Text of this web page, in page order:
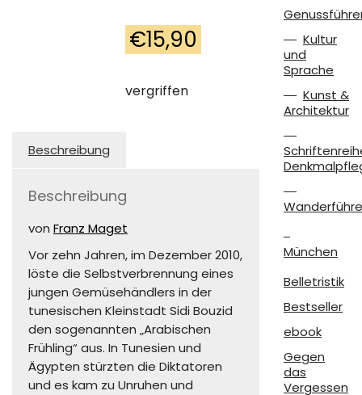
€15,90
vergriffen
Beschreibung
Beschreibung
von Franz Maget
Vor zehn Jahren, im Dezember 2010,
löste die Selbstverbrennung eines
jungen Gemüsehändlers in der
tunesischen Kleinstadt Sidi Bouzid
den sogenannten „Arabischen
Frühling“ aus. In Tunesien und
Ägypten stürzten die Diktatoren
und es kam zu Unruhen und
Kultur
und
Sprache
Kunst &
Architektur
München
Belletristik
Bestseller
ebook
Gegen
das
Vergessen